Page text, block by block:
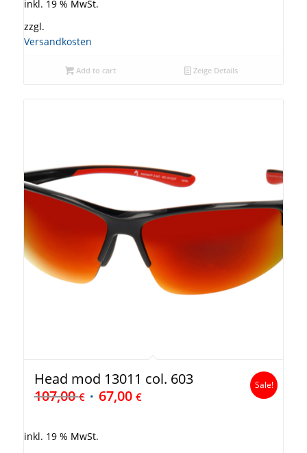
inkl. 19 % MwSt.
zzgl.
Versandkosten
Add to cart Zeige Details
Head mod 13011 col. 603
107,00€ 67,00 €
Sale!
inkl. 19 % MwSt.